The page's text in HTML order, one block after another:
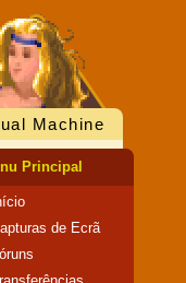
Machine
Principal
de Ecrã